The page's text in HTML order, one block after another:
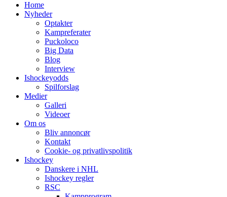
Home
Nyheder
Optakter
Kampreferater
Puckoloco
Big Data
Blog
Interview
Ishockeyodds
Spilforslag
Medier
Galleri
Videoer
Om os
Bliv annoncør
Kontakt
Cookie- og privatlivspolitik
Ishockey
Danskere i NHL
Ishockey regler
RSC